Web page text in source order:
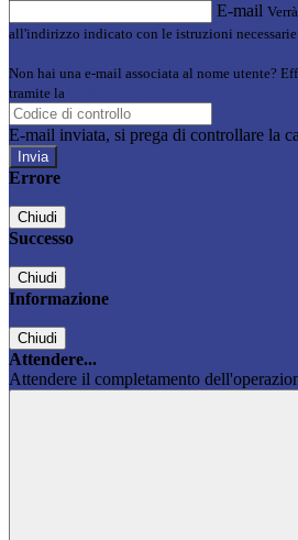
E-mail
all'indirizzo indicato con le istruzioni
Non hai una e-mail associata al nome utente?
tramite la
E-mail inviata, si prega di controllare la
Errore
Chiudi
Successo
Chiudi
Informazione
Chiudi
Attendere...
Attendere il completamento